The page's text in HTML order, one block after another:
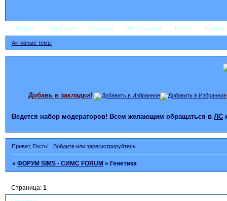
Форум Участники Правила Регистрация Войти
Активные темы
Добавь в закладки!
Ведется набор модераторов! Всем желающим обращаться в ЛС
Привет, Гость! Войдитеили зарегистрируйтесь.
»ФОРУМ SIMS - СИМС FORUM »Генетика
Страница:1